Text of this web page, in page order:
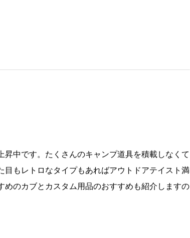
中です。たくさんのキャンプ道具を積載しなくて
もレトロなタイプもあればアウトドアテイスト満
のカブとカスタム用品のおすすめも紹介しますの